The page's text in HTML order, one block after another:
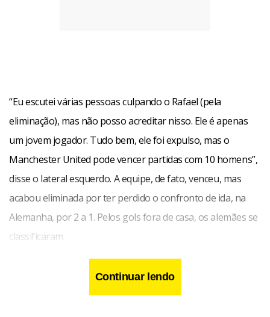
“Eu escutei várias pessoas culpando o Rafael (pela
eliminação), mas não posso acreditar nisso. Ele é apenas
um jovem jogador. Tudo bem, ele foi expulso, mas o
Manchester United pode vencer partidas com 10 homens”,
disse o lateral esquerdo. A equipe, de fato, venceu, mas
acabou eliminada por ter perdido o confronto de ida, na
Alemanha, por 2 a 1. Pelos gols fora de casa, os alemães se
classificaram.
Continuar lendo